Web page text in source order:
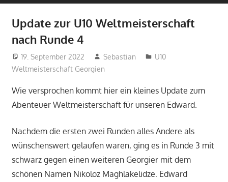
Update zur U10 Weltmeisterschaft
nach Runde 4
19. September 2022 Sebastian
U10
Weltmeisterschaft Georgien
Wie versprochen kommt hier ein kleines Update zum
Abenteuer Weltmeisterschaft für unseren Edward.
Nachdem die ersten zwei Runden alles Andere als
wünschenswert gelaufen waren, ging es in Runde 3 mit
schwarz gegen einen weiteren Georgier mit dem
schönen Namen Nikoloz Maghlakelidze. Edward